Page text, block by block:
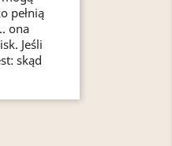
pełnią
ona
Jeśli
skąd